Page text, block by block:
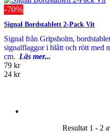
-70%
Signal Bordstablett 2-Pack Vit
Signal från Gripsholm,
signalflaggor i blått och rött med
cm. Läs mer...
79 kr
24 kr
Resultat 1 - 2